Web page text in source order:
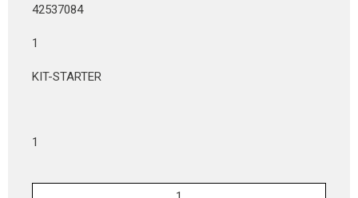
42537084
1
KIT-STARTER
1